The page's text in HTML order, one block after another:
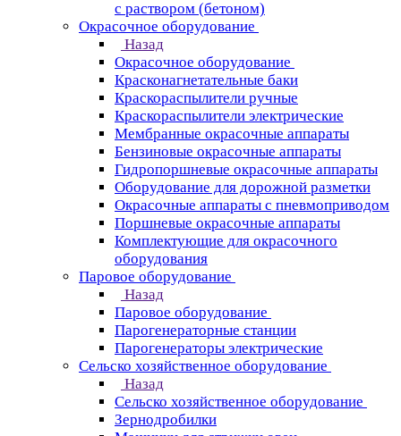
с раствором (бетоном)
Окрасочное оборудование
Назад
Окрасочное оборудование
Красконагнетательные баки
Краскораспылители ручные
Краскораспылители электрические
Мембранные окрасочные аппараты
Бензиновые окрасочные аппараты
Гидропоршневые окрасочные аппараты
Оборудование для дорожной разметки
Окрасочные аппараты с пневмоприводом
Поршневые окрасочные аппараты
Комплектующие для окрасочного
оборудования
Паровое оборудование
Назад
Паровое оборудование
Парогенераторные станции
Парогенераторы электрические
Сельско хозяйственное оборудование
Назад
Сельско хозяйственное оборудование
Зернодробилки